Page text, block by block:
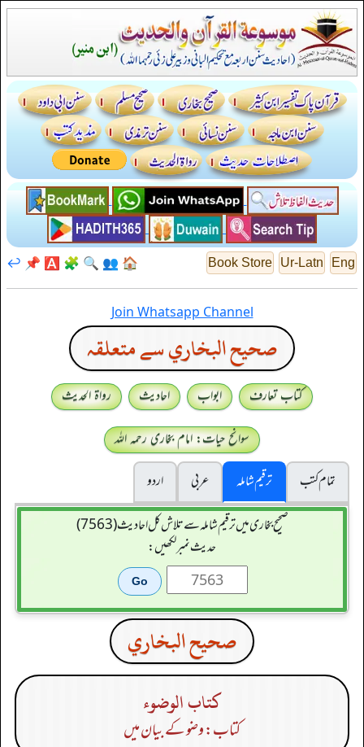
Eng
Ur-Latn
Book Store
🏠
👥
🔍
🧩
🅰️
📌
↩️
Join Whatsapp Channel
صحيح البخاري سے متعلقہ
کتاب تعارف ابواب احادیث
رواۃ الحدیث
سوانح حیات: امام بخاری رحمہ اللہ
تمام کتب
ترقیم شاملہ عربی
اردو
صحیح بخاری میں ترقیم شاملہ سے تلاش کل احادیث (7563)
حدیث نمبر لکھیں:
صحيح البخاري
كتاب الوضوء
کتاب: وضو کے بیان میں